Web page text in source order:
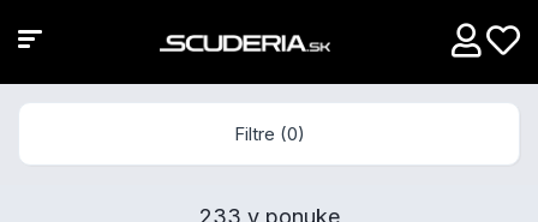
Filtre (0)
233 v ponuke